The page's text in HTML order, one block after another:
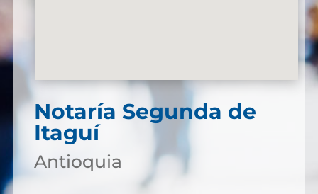
Notaría Segunda de
Itaguí
Antioquia